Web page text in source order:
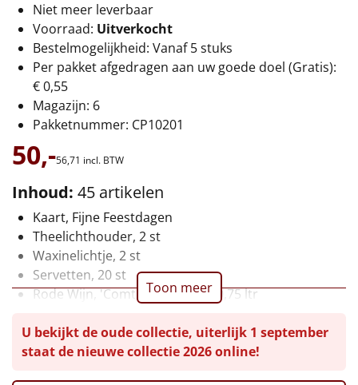
Origineel
Rituals
Luxe
Mannen
Vrouwen
Duurzaam
Leuke
Goedkope
Uniek
Niet meer leverbaar
Voorraad: Uitverkocht
Bestelmogelijkheid: Vanaf 5 stuks
Per pakket afgedragen aan uw goede doel (Gratis):
€ 0,55
Magazijn: 6
Pakketnummer: CP10201
50,-56,71 incl. BTW
Inhoud: 45 artikelen
Kaart, Fijne Feestdagen
Theelichthouder, 2 st
Waxinelichtje, 2 st
Servetten, 20 st
Rode Wijn, 'Comte Alexandre', 0,75 ltr
Chocolade Pralines, 130 gr
Ribbelchips, 90 gr
Toon meer
U bekijkt de oude collectie, uiterlijk 1 september
staat de nieuwe collectie 2026 online!